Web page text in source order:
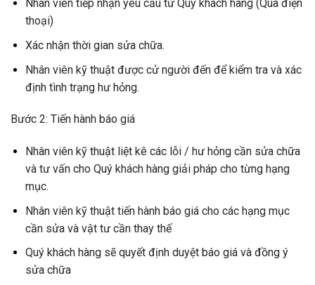
Nhân viên tiếp nhận yêu cầu từ Quý khách hàng (Qua điện
thoại)
Xác nhận thời gian sửa chữa.
Nhân viên kỹ thuật được cử người đến để kiểm tra và xác
định tình trạng hư hỏng.
Bước 2: Tiến hành báo giá
Nhân viên kỹ thuật liệt kê các lỗi / hư hỏng cần sửa chữa
và tư vấn cho Quý khách hàng giải pháp cho từng hạng
mục.
Nhân viên kỹ thuật tiến hành báo giá cho các hạng mục
cần sửa và vật tư cần thay thế
Quý khách hàng sẽ quyết định duyệt báo giá và đồng ý
sửa chữa